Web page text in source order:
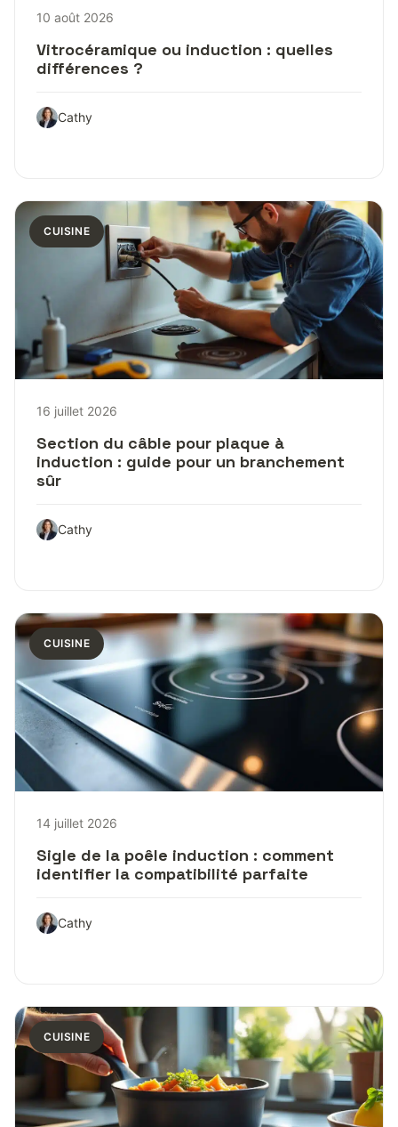
10 août 2026
Vitrocéramique ou induction : quelles
différences ?
Cathy
CUISINE
16 juillet 2026
Section du câble pour plaque à
induction : guide pour un branchement
sûr
Cathy
CUISINE
14 juillet 2026
Sigle de la poêle induction : comment
identifier la compatibilité parfaite
Cathy
CUISINE